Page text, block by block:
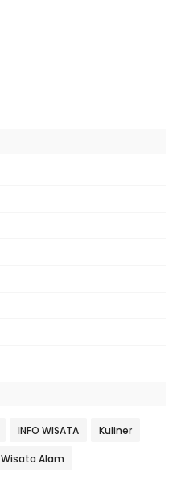
INFO WISATA Kuliner
Wisata Alam